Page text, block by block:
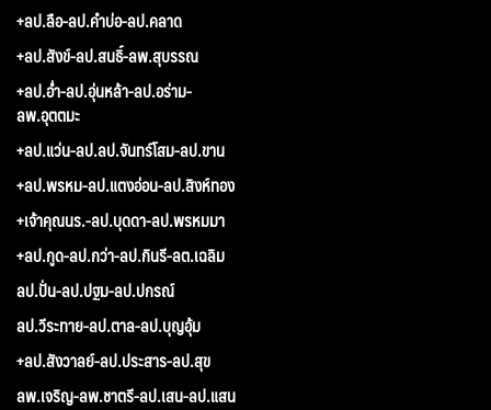
+ลป.ลือ-ลป.คำบ่อ-ลป.คลาด
+ลป.สังข์-ลป.สนธิ์-ลพ.สุบรรณ
+ลป.อ่ำ-ลป.อุ่นหล้า-ลป.อร่าม-
ลพ.อุตตมะ
+ลป.แว่น-ลป.ลป.จันทร์โสม-ลป.ขาน
+ลป.พรหม-ลป.แตงอ่อน-ลป.สิงห์ทอง
+เจ้าคุณนร.-ลป.บุดดา-ลป.พรหมมา
+ลป.กูด-ลป.กว่า-ลป.กินรี-ลต.เฉลิม
ลป.ปั่น-ลป.ปฐม-ลป.ปกรณ์
ลป.วีระทาย-ลป.ตาล-ลป.บุญอุ้ม
+ลป.สังวาลย์-ลป.ประสาร-ลป.สุข
ลพ.เจริญ-ลพ.ชาตรี-ลป.เสน-ลป.แสน